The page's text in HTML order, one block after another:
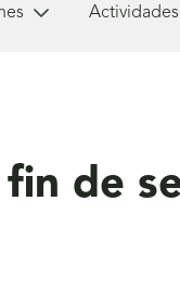
Actividades
de